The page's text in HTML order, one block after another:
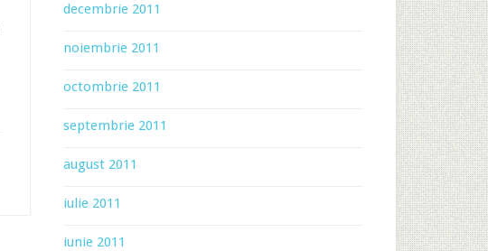
decembrie 2011
noiembrie 2011
octombrie 2011
septembrie 2011
august 2011
iulie 2011
iunie 2011